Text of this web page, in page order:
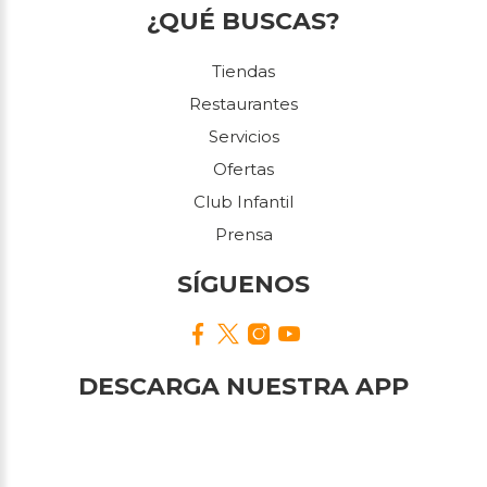
¿QUÉ BUSCAS?
Tiendas
Restaurantes
Servicios
Ofertas
Club Infantil
Prensa
SÍGUENOS
DESCARGA NUESTRA APP